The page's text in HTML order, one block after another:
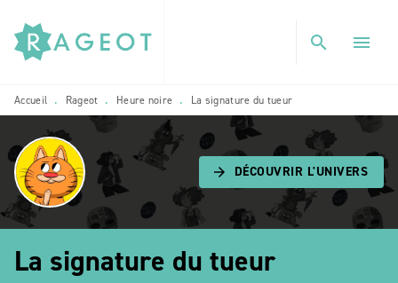
MENU RECHERCHE
PIED DE PAGE
search menu
Accueil • Rageot • Heure noire • La signature du tueur
arrow_forward DÉCOUVRIR L'UNIVERS
La signature du tueur